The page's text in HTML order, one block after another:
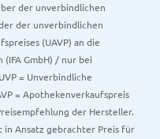
der unverbindlichen
der unverbindlichen
(UAVP) an die
GmbH) / nur bei
= Unverbindliche
= Apothekenverkaufspreis
der Hersteller.
in Ansatz gebrachter Preis für